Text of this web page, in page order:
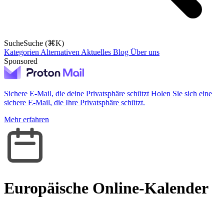
SucheSuche (⌘K)
Kategorien Alternativen Aktuelles Blog Über uns
Sponsored
Sichere E-Mail, die deine Privatsphäre schützt Holen Sie sich eine
sichere E-Mail, die Ihre Privatsphäre schützt.
Mehr erfahren
Europäische Online-Kalender